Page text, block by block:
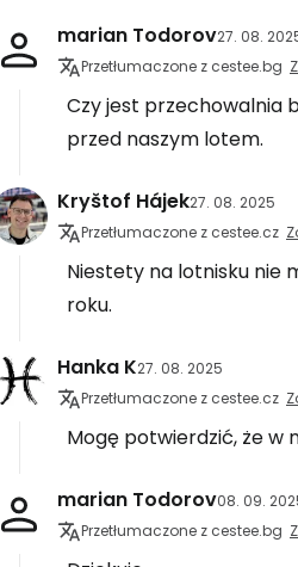
marian Todorov27. 08.
Przetłumaczone z cestee.bg
Czy jest przechowalnia
przed naszym lotem.
Kryštof Hájek27. 08. 2025
Przetłumaczone z cestee.cz
Niestety na lotnisku nie
roku.
Hanka K27. 08. 2025
Przetłumaczone z cestee.cz
Mogę potwierdzić, że w
marian Todorov08. 09.
Przetłumaczone z cestee.bg